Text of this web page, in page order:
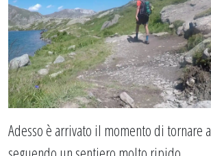
Adesso è arrivato il momento di tornare a